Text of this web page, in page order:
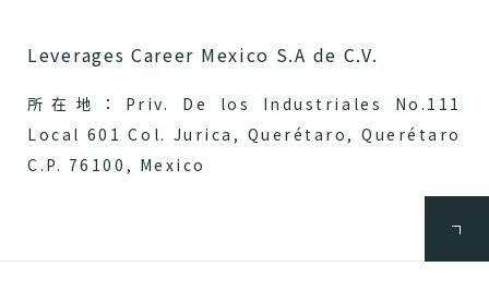
Leverages Career Mexico S.A de C.V.
所在地：Priv. De los Industriales No.111
Local 601 Col. Jurica, Querétaro, Querétaro
C.P. 76100, Mexico